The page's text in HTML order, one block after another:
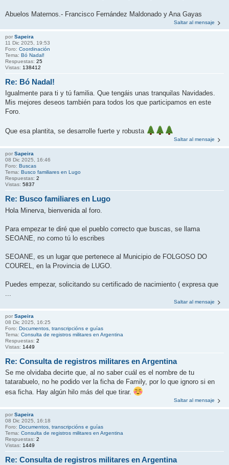
Abuelos Maternos.- Francisco Fernández Maldonado y Ana Gayas
Saltar al mensaje
por Sapeira
11 Dic 2025, 19:53
Foro: Coordinación
Tema: Bó Nadal!
Respuestas: 25
Vistas: 138412
Re: Bó Nadal!
Igualmente para ti y tú familia. Que tengáis unas tranquilas Navidades.
Mis mejores deseos también para todos los que participamos en este
Foro.
Que esa plantita, se desarrolle fuerte y robusta
Saltar al mensaje
por Sapeira
08 Dic 2025, 16:46
Foro: Buscas
Tema: Busco familiares en Lugo
Respuestas: 2
Vistas: 5837
Re: Busco familiares en Lugo
Hola Minerva, bienvenida al foro.
Para empezar te diré que el pueblo correcto que buscas, se llama
SEOANE, no como tú lo escribes
SEOANE, es un lugar que pertenece al Municipio de FOLGOSO DO
COUREL, en la Provincia de LUGO.
Puedes empezar, solicitando su certificado de nacimiento ( expresa que
Saltar al mensaje
por Sapeira
08 Dic 2025, 16:25
Foro: Documentos, transcripcións e guías
Tema: Consulta de registros militares en Argentina
Respuestas: 2
Vistas: 1449
Re: Consulta de registros militares en Argentina
Se me olvidaba decirte que, al no saber cuál es el nombre de tu
tatarabuelo, no he podido ver la ficha de Family, por lo que ignoro si en
esa ficha. Hay algún hilo más del que tirar.
Saltar al mensaje
por Sapeira
08 Dic 2025, 16:18
Foro: Documentos, transcripcións e guías
Tema: Consulta de registros militares en Argentina
Respuestas: 2
Vistas: 1449
Re: Consulta de registros militares en Argentina